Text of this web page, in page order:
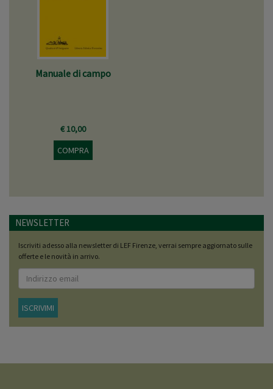
Manuale di campo
€ 10,00
COMPRA
NEWSLETTER
Iscriviti adesso alla newsletter di LEF Firenze, verrai sempre aggiornato sulle
offerte e le novità in arrivo.
ISCRIVIMI